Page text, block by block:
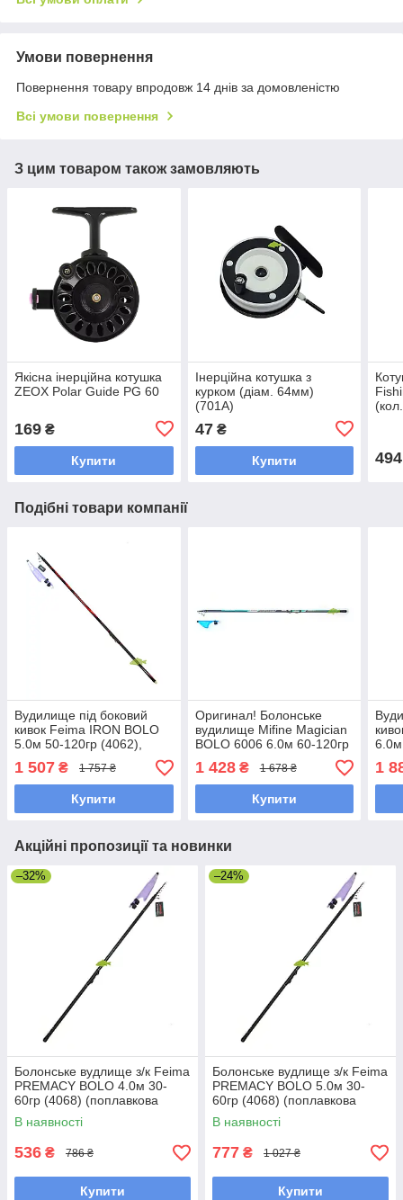
Умови повернення
Повернення товару впродовж 14 днів за домовленістю
Всі умови повернення
З цим товаром також замовляють
Якісна інерційна котушка
ZEOX Polar Guide PG 60
169 ₴
Купити
Інерційна котушка з
курком (діам. 64мм)
(701A)
47₴
Купити 494
Подібні товари компанії
Вудилище під боковий
кивок Feima IRON BOLO
5.0м 50-120гр (4062),
(карбон IM12, кільця серії
«K»)
1 507 ₴ 1 757 ₴
Купити
Оригинал! Болонське
вудилище Mifine Magician
BOLO 6006 6.0м 60-120гр
(402), вудилище під
боковий кивок
1 428₴ 1 678 ₴
Купити
«K»)
1
Акційні пропозиції та новинки
–32%
Болонське вудлище з/к Feima
PREMACY BOLO 4.0м 30-
60гр (4068) (поплавкова
вудка)
В наявності
536 ₴ 786 ₴
Купити
–24%
Болонське вудлище з/к Feima
PREMACY BOLO 5.0м 30-
60гр (4068) (поплавкова
вудка)
В наявності
777 ₴ 1 027 ₴
Купити